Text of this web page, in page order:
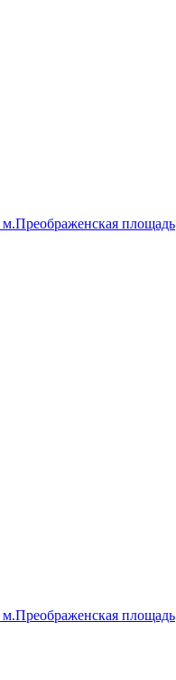
м.Преображенская площадь
м.Преображенская площадь